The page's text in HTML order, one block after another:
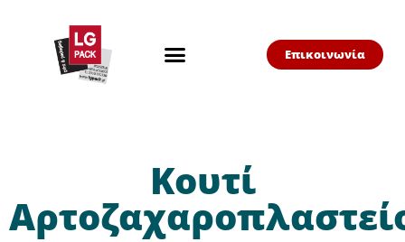
Επικοινωνία
Κουτί